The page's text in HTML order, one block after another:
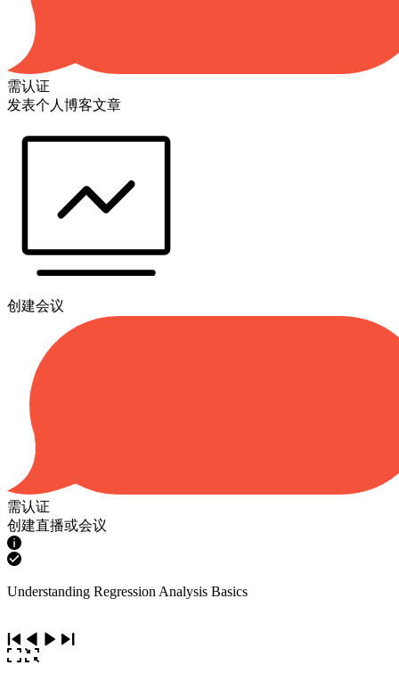
需认证
发表个人博客文章
创建会议
需认证
创建直播或会议
Understanding Regression Analysis Basics